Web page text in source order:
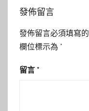
發佈留言
發佈留言必須填寫
欄位標示為 *
留言 *